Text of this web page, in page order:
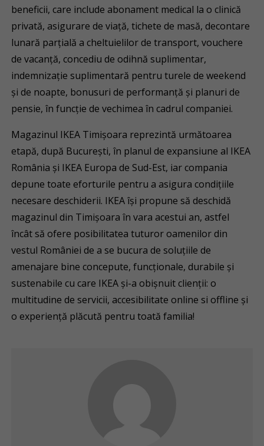
beneficii, care include abonament medical la o clinică
privată, asigurare de viață, tichete de masă, decontare
lunară parțială a cheltuielilor de transport, vouchere
de vacanță, concediu de odihnă suplimentar,
indemnizație suplimentară pentru turele de weekend
și de noapte, bonusuri de performanță și planuri de
pensie, în funcție de vechimea în cadrul companiei.
Magazinul IKEA Timișoara reprezintă următoarea
etapă, după București, în planul de expansiune al IKEA
România și IKEA Europa de Sud-Est, iar compania
depune toate eforturile pentru a asigura condițiile
necesare deschiderii. IKEA își propune să deschidă
magazinul din Timișoara în vara acestui an, astfel
încât să ofere posibilitatea tuturor oamenilor din
vestul României de a se bucura de soluțiile de
amenajare bine concepute, funcționale, durabile și
sustenabile cu care IKEA și-a obișnuit clienții: o
multitudine de servicii, accesibilitate online si offline și
o experiență plăcută pentru toată familia!